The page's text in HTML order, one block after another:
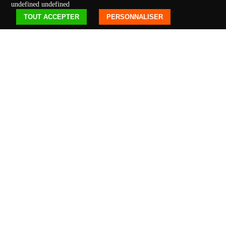
undefined undefined
TOUT ACCEPTER
PERSONNALISER